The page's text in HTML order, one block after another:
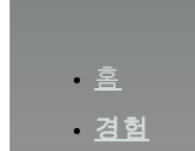
홈
경험